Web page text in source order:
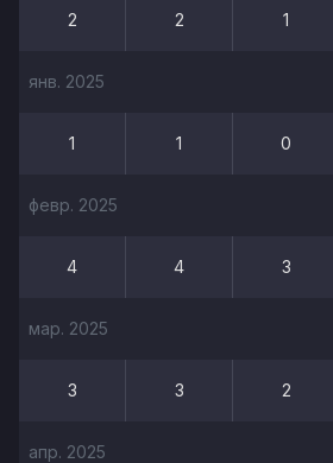
2 2 1
янв. 2025
1 1 0
февр. 2025
4 4 3
мар. 2025
3 3 2
апр. 2025